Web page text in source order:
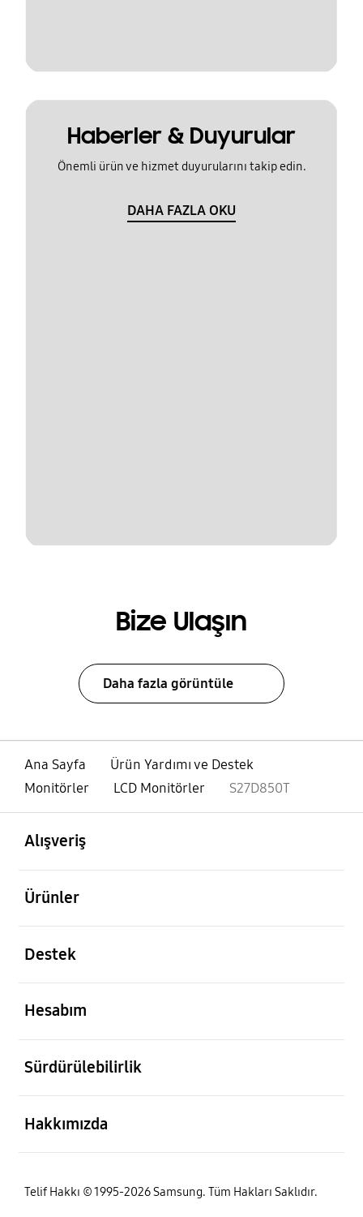
Haberler & Duyurular
Önemli ürün ve hizmet duyurularını takip edin.
DAHA FAZLA OKU
Bize Ulaşın
Daha fazla görüntüle
Ana Sayfa
Ürün Yardımı ve Destek
Monitörler
LCD Monitörler S27D850T
Alışveriş
Ürünler
Destek
Hesabım
Sürdürülebilirlik
Hakkımızda
Telif Hakkı © 1995-2026 Samsung. Tüm Hakları Saklıdır.